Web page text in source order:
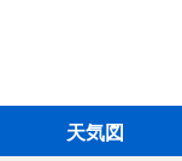
天気図